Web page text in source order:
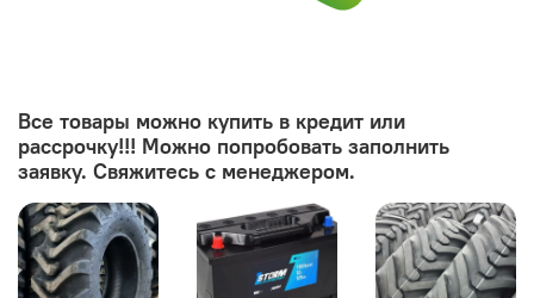
Все товары можно купить в кредит или
рассрочку!!! Можно попробовать заполнить
заявку. Свяжитесь с менеджером.